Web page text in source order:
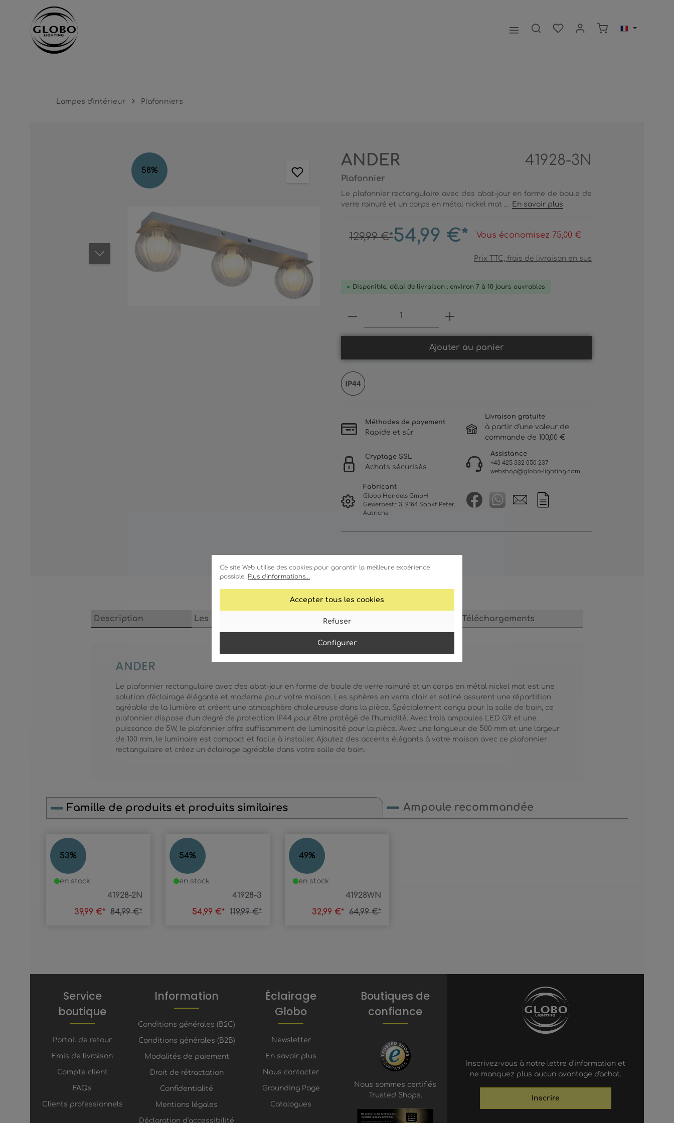
Ce site Web utilise des cookies pour garantir la meilleure expérience
possible. Plus d'informations...
Accepter tous les cookies
Refuser
Configurer
Passer à la navigation principale
Lampes d'intérieur Plafonniers
Ignorer la galerie d'images
58%
ANDER 41928-3N
Plafonnier
Le plafonnier rectangulaire avec des abat-jour en forme de boule de
verre rainuré et un corps en métal nickel mat ...
En savoir plus
129,99 €*54,99 €* Vous économisez 75,00 €
Prix TTC, frais de livraison en sus
Disponible, délai de livraison : environ 7 à 10 jours ouvrables
Produkt Anzahl: Gib den gewünschten Wert ein
Ajouter au panier
Méthodes de payement
Rapide et sûr
Livraison gratuite
à partir d'une valeur de
commande de 100,00 €
Cryptage SSL
Achats sécurisés
Assistance
+43 425 332 050 237
webshop@globo-lighting.com
Fabricant
Globo Handels GmbH
Gewerbestr. 3, 9184 Sankt Peter,
Autriche
Description Les caractéristiques Détails techniques Téléchargements
ANDER
Le plafonnier rectangulaire avec des abat-jour en forme de boule de verre rainuré et un corps en métal nickel mat est une
solution d'éclairage élégante et moderne pour votre maison. Les sphères en verre clair et satiné assurent une répartition
agréable de la lumière et créent une atmosphère chaleureuse dans la pièce. Spécialement conçu pour la salle de bain, ce
plafonnier dispose d'un degré de protection IP44 pour être protégé de l'humidité. Avec trois ampoules LED G9 et une
puissance de 5W, le plafonnier offre suffisamment de luminosité pour la pièce. Avec une longueur de 500 mm et une largeur
de 100 mm, le luminaire est compact et facile à installer. Ajoutez des accents élégants à votre maison avec ce plafonnier
rectangulaire et créez un éclairage agréable dans votre salle de bain.
Famille de produits et produits similaires Ampoule recommandée
Ignorer la galerie de produits
53%
ANDER
41928-2N
en stock
39,99 €* 84,99 €*
54%
ANDER
41928-3
en stock
54,99 €* 119,99 €*
49%
ANDER
41928WN
en stock
32,99 €* 64,99 €*
Service
boutique
Portail de retour
Frais de livraison
Compte client
FAQs
Clients professionnels
Information
Conditions générales (B2C)
Conditions générales (B2B)
Modalités de paiement
Droit de rétractation
Confidentialité
Mentions légales
Déclaration d’accessibilité
Éclairage
Globo
Newsletter
En savoir plus
Nous contacter
Grounding Page
Catalogues
Boutiques de
confiance
Nous sommes certifiés
Trusted Shops.
Inscrivez-vous à notre lettre d'information et
ne manquez plus aucun avantage d'achat.
Inscrire